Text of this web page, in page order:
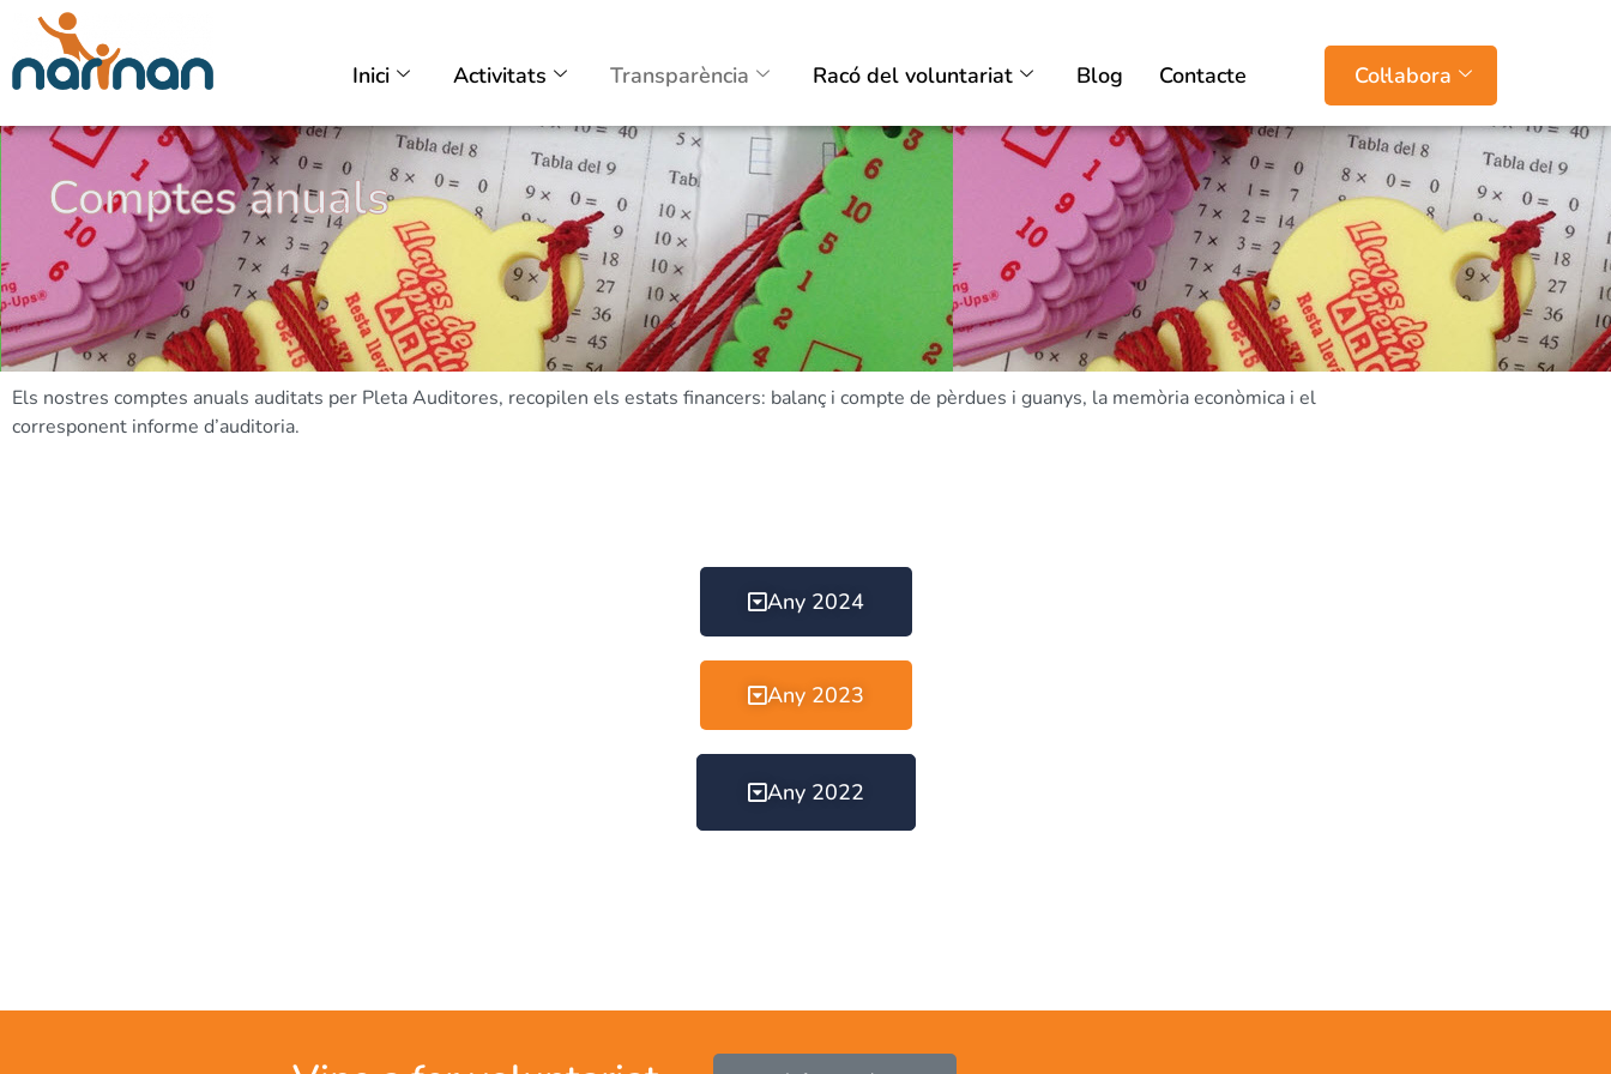
Inici Activitats Transparència Racó del voluntariat Blog Contacte Col·labora
Comptes anuals
Els nostres comptes anuals auditats per Pleta Auditores, recopilen els estats financers: balanç i compte de pèrdues i guanys, la memòria econòmica i el
corresponent informe d’auditoria.
Any 2024
Any 2023
Any 2022